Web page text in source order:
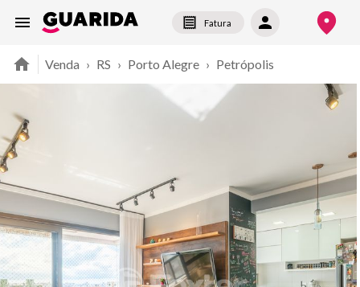
Fatura
Venda › RS › Porto Alegre › Petrópolis